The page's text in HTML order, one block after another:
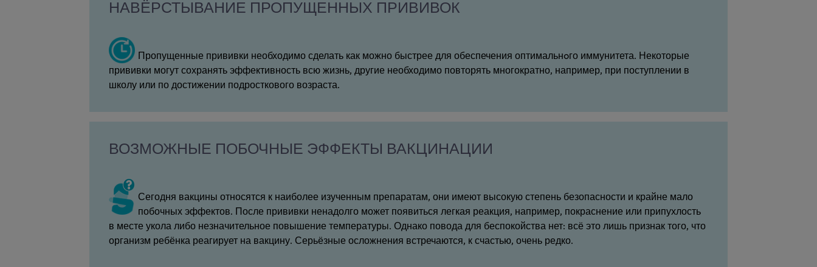
НАВЁРСТЫВАНИЕ ПРОПУЩЕННЫХ ПРИВИВОК
Пропущенные прививки необходимо сделать как можно быстрее для обеспечения оптимальнoго иммунитета. Некоторые
прививки могут сохранять эффективность всю жизнь, другие необходимо повторять многократно, например, при поступлении в
школу или по достижении подросткового возраста.
ВОЗМОЖНЫЕ ПОБОЧНЫЕ ЭФФЕКТЫ ВАКЦИНАЦИИ
Сегодня вакцины относятся к наиболее изученным препаратам, они имеют высокую степень безопасности и крайне мало
побочных эффектов. После прививки ненадолго может появиться легкая реакция, например, покраснение или припухлость
в месте укола либо незначительное повышение температуры. Однако повода для беспокойства нет: всё это лишь признак того, что
организм ребёнка реагирует на вакцину. Серьёзные осложнения встречаются, к счастью, очень редко.